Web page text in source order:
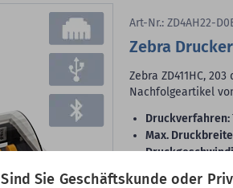
Sind Sie Geschäftskunde oder
Art-Nr.: ZD4AH22-
Zebra
Zebra ZD411HC,
Nachfolgeartikel von
Druckverfahren:
max.